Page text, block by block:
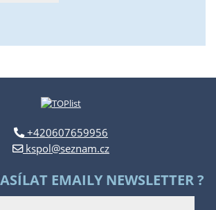
+420607659956
kspol@seznam.cz
EMAILY NEWSLETTER ?